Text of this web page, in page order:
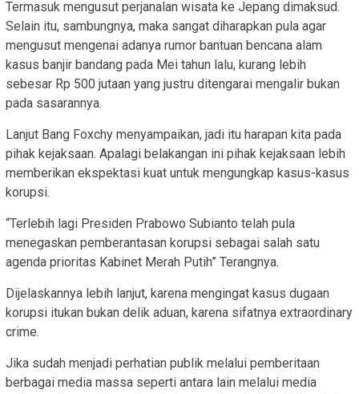
Termasuk mengusut perjanalan wisata ke Jepang dimaksud.
Selain itu, sambungnya, maka sangat diharapkan pula agar
mengusut mengenai adanya rumor bantuan bencana alam
kasus banjir bandang pada Mei tahun lalu, kurang lebih
sebesar Rp 500 jutaan yang justru ditengarai mengalir bukan
pada sasarannya.
Lanjut Bang Foxchy menyampaikan, jadi itu harapan kita pada
pihak kejaksaan. Apalagi belakangan ini pihak kejaksaan lebih
memberikan ekspektasi kuat untuk mengungkap kasus-kasus
korupsi.
“Terlebih lagi Presiden Prabowo Subianto telah pula
menegaskan pemberantasan korupsi sebagai salah satu
agenda prioritas Kabinet Merah Putih” Terangnya.
Dijelaskannya lebih lanjut, karena mengingat kasus dugaan
korupsi itukan bukan delik aduan, karena sifatnya extraordinary
crime.
Jika sudah menjadi perhatian publik melalui pemberitaan
berbagai media massa seperti antara lain melalui media